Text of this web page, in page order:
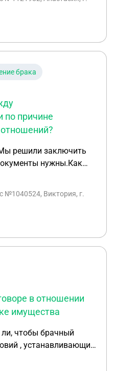
и имущество.
брака
по причине
решили заключить
нужны.Как
нужно везде
почти нет
вас помощи.
№1040524, Виктория, г.
в отношении
имущества
, устанавливающих
приобретаемого в